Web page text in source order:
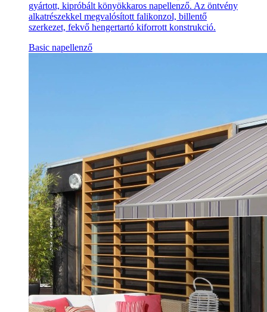
gyártott, kipróbált könyökkaros napellenző. Az öntvény
alkatrészekkel megvalósított falikonzol, billentő
szerkezet, fekvő hengertartó kiforrott konstrukció.
Basic napellenző